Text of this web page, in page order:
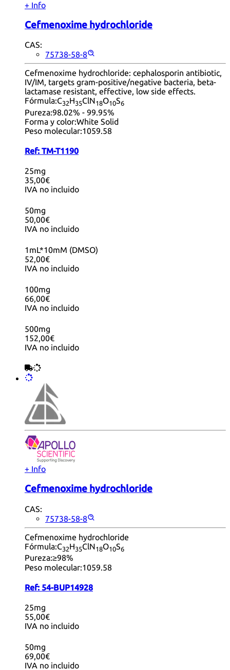
+ Info
Cefmenoxime hydrochloride
CAS:
75738-58-8
Cefmenoxime hydrochloride: cephalosporin antibiotic,
IV/IM, targets gram-positive/negative bacteria, beta-
lactamase resistant, effective, low side effects.
Fórmula:C32H35ClN18O10S6
Pureza:98.02% - 99.95%
Forma y color:White Solid
Peso molecular:1059.58
Ref: TM-T1190
25mg
35,00€
IVA no incluido
50mg
50,00€
IVA no incluido
1mL*10mM (DMSO)
52,00€
IVA no incluido
100mg
66,00€
IVA no incluido
500mg
152,00€
IVA no incluido
+ Info
Cefmenoxime hydrochloride
CAS:
75738-58-8
Cefmenoxime hydrochloride
Fórmula:C32H35ClN18O10S6
Pureza:≥98%
Peso molecular:1059.58
Ref: 54-BUP14928
25mg
55,00€
IVA no incluido
50mg
69,00€
IVA no incluido